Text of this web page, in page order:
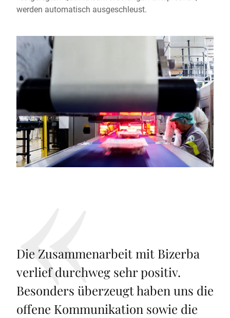
werden automatisch ausgeschleust.
Die Zusammenarbeit mit Bizerba
verlief durchweg sehr positiv.
Besonders überzeugt haben uns die
offene Kommunikation sowie die